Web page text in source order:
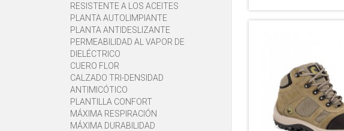
HIDROCARBUROS
RESISTENTE A LOS ACEITES
PLANTA AUTOLIMPIANTE
PLANTA ANTIDESLIZANTE
PERMEABILIDAD AL VAPOR DE
HUMEDAD
DIELÉCTRICO
CUERO FLOR
CALZADO TRI-DENSIDAD
ANTIMICÓTICO
PLANTILLA CONFORT
MÁXIMA RESPIRACIÓN
MÁXIMA DURABILIDAD